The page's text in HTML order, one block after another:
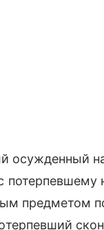
осужденный
предметом